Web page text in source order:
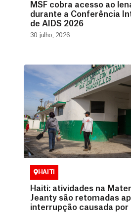
MSF cobra acesso ao
durante a Conferência
de AIDS 2026
30 julho, 2026
HAITI
Haiti: atividades na
Jeanty são retomadas
interrupção causada